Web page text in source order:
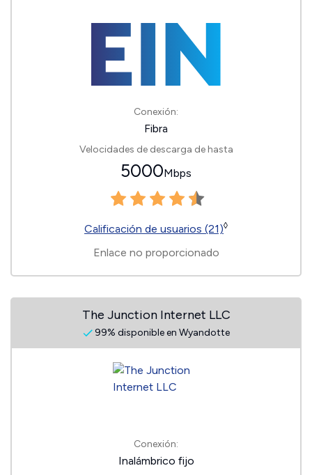
Conexión:
Fibra
Velocidades de descarga de hasta
5000Mbps
Calificación de usuarios (21)◊
Enlace no proporcionado
The Junction Internet LLC
99% disponible en Wyandotte
Conexión:
Inalámbrico fijo